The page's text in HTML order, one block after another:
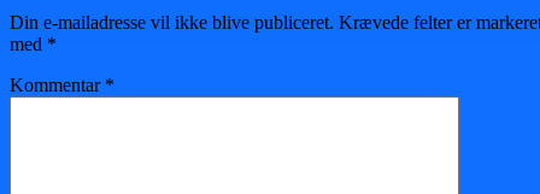
Din e-mailadresse vil ikke blive publiceret. Krævede felter er
med *
Kommentar *